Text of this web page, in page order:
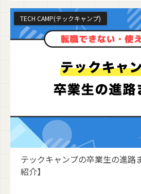
TECH CAMP(テックキャンプ)
テックキャンプの卒業生の進路
紹介】